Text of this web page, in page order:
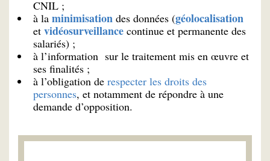
CNIL ;
à la minimisation des données (géolocalisation
et vidéosurveillance continue et permanente des
salariés) ;
à l’information sur le traitement mis en œuvre et
ses finalités ;
à l’obligation de respecter les droits des
personnes, et notamment de répondre à une
demande d’opposition.